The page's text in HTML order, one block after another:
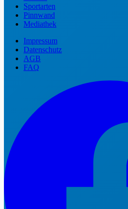
Sportarten
Pinnwand
Mediathek
Impressum
Datenschutz
AGB
FAQ